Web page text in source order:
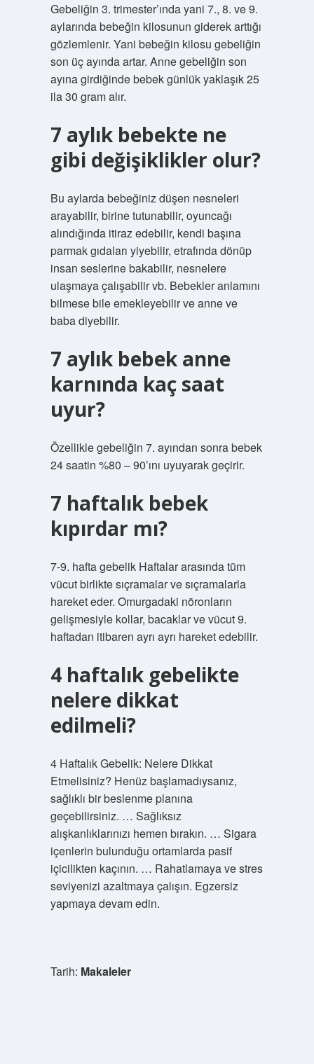
Gebeliğin 3. trimester’ında yani 7., 8. ve 9.
aylarında bebeğin kilosunun giderek arttığı
gözlemlenir. Yani bebeğin kilosu gebeliğin
son üç ayında artar. Anne gebeliğin son
ayına girdiğinde bebek günlük yaklaşık 25
ila 30 gram alır.
7 aylık bebekte ne
gibi değişiklikler olur?
Bu aylarda bebeğiniz düşen nesneleri
arayabilir, birine tutunabilir, oyuncağı
alındığında itiraz edebilir, kendi başına
parmak gıdaları yiyebilir, etrafında dönüp
insan seslerine bakabilir, nesnelere
ulaşmaya çalışabilir vb. Bebekler anlamını
bilmese bile emekleyebilir ve anne ve
baba diyebilir.
7 aylık bebek anne
karnında kaç saat
uyur?
Özellikle gebeliğin 7. ayından sonra bebek
24 saatin %80 – 90’ını uyuyarak geçirir.
7 haftalık bebek
kıpırdar mı?
7-9. hafta gebelik Haftalar arasında tüm
vücut birlikte sıçramalar ve sıçramalarla
hareket eder. Omurgadaki nöronların
gelişmesiyle kollar, bacaklar ve vücut 9.
haftadan itibaren ayrı ayrı hareket edebilir.
4 haftalık gebelikte
nelere dikkat
edilmeli?
4 Haftalık Gebelik: Nelere Dikkat
Etmelisiniz? Henüz başlamadıysanız,
sağlıklı bir beslenme planına
geçebilirsiniz. … Sağlıksız
alışkanlıklarınızı hemen bırakın. … Sigara
içenlerin bulunduğu ortamlarda pasif
içicilikten kaçının. … Rahatlamaya ve stres
seviyenizi azaltmaya çalışın. Egzersiz
yapmaya devam edin.
Tarih: Makaleler